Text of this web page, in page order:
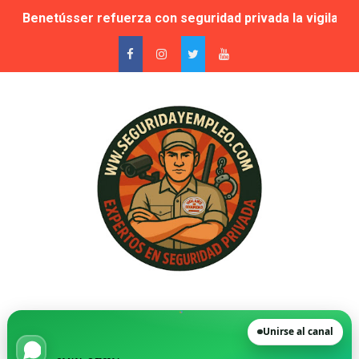
Benetússer refuerza con seguridad privada la
Publicada la lista de aptos para la habilitación como
Grupo Secoex se perfila como adjudicataria de la
Adjudicado por 87,9 millones el contrato de apoyo a
🚨 Falta de vigilantes en El Retiro: cuando la
Suspensión cautelar de la adjudicación de varios
🛡️ Vecinos de VPP en Playa de San Juan denuncian
Novedad. Orden INT/25/2026 — Habilitación de
La Moraleja, condenada a readmitir a su director de
Unirse al canal